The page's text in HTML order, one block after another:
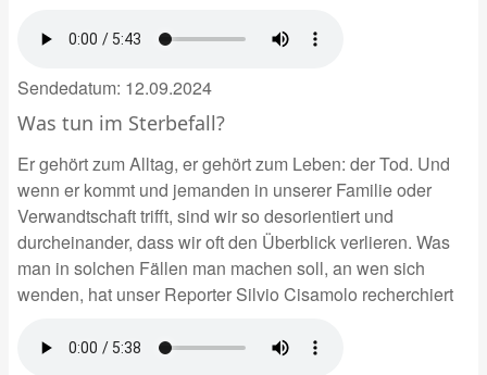
Sendedatum: 12.09.2024
Was tun im Sterbefall?
Er gehört zum Alltag, er gehört zum Leben: der Tod. Und
wenn er kommt und jemanden in unserer Familie oder
Verwandtschaft trifft, sind wir so desorientiert und
durcheinander, dass wir oft den Überblick verlieren. Was
man in solchen Fällen man machen soll, an wen sich
wenden, hat unser Reporter Silvio Cisamolo recherchiert